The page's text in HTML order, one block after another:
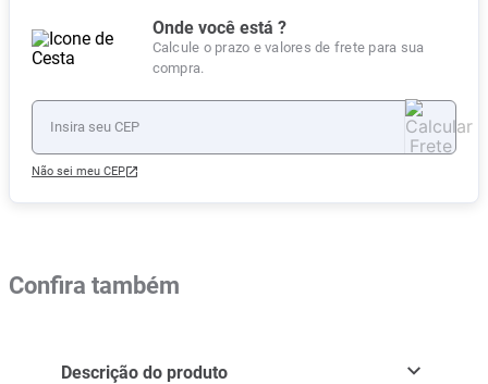
Onde você está ?
Calcule o prazo e valores de frete para sua
compra.
Não sei meu CEP
Confira também
Descrição do produto